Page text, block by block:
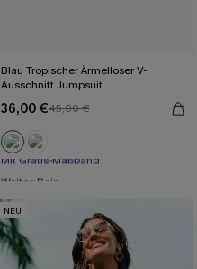
Blau Tropischer Ärmelloser V-
Ausschnitt Jumpsuit
36,00 €45,00 €
Mit Gratis-Maßband
NEU